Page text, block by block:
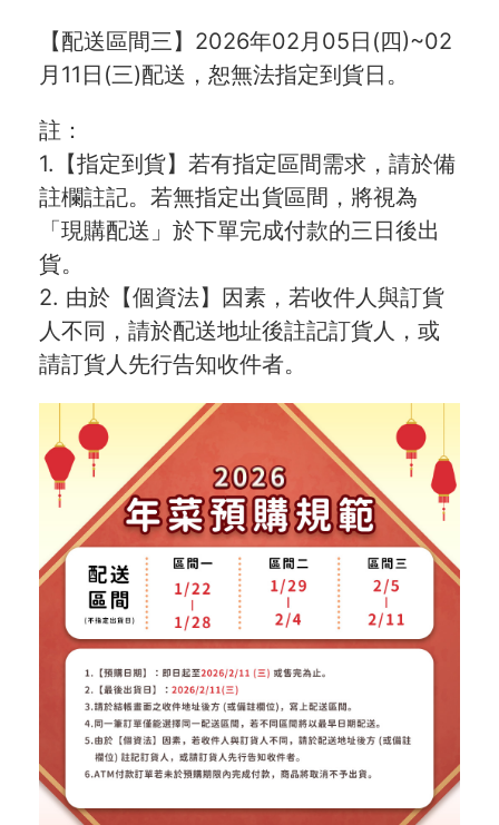
【配送區間三】2026年02月05日(四)~02
月11日(三)配送，恕無法指定到貨日。
註：
1.【指定到貨】若有指定區間需求，請於備
註欄註記。若無指定出貨區間，將視為
「現購配送」於下單完成付款的三日後出
貨。
2. 由於【個資法】因素，若收件人與訂貨
人不同，請於配送地址後註記訂貨人，或
請訂貨人先行告知收件者。